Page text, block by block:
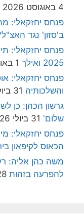
4 באוגוסט 2026
פנחס יחזקאלי:
ב'סזון' נגד
פנחס יחזקאלי:
2025 ואילך
1 באוגוסט 2026
פנחס יחזקאלי:
והשלכותיה 31 ביולי 2026
גרשון הכהן: כן
שלום' 31 ביולי 2026
פנחס יחזקאלי:
הכאוס לקיפאון
משה כהן אליה:
להפרעה בזהות 28